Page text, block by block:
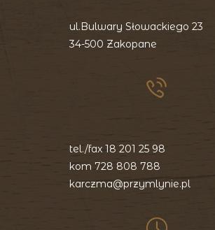
ul.Bulwary Słowackiego 23
34-500 Zakopane
tel./fax 18 201 25 98
kom 728 808 788
karczma@przymlynie.pl